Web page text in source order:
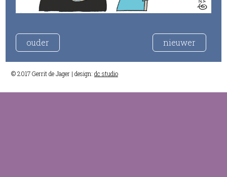
ouder nieuwer
© 2017 Gerrit de Jager | design: dc studio